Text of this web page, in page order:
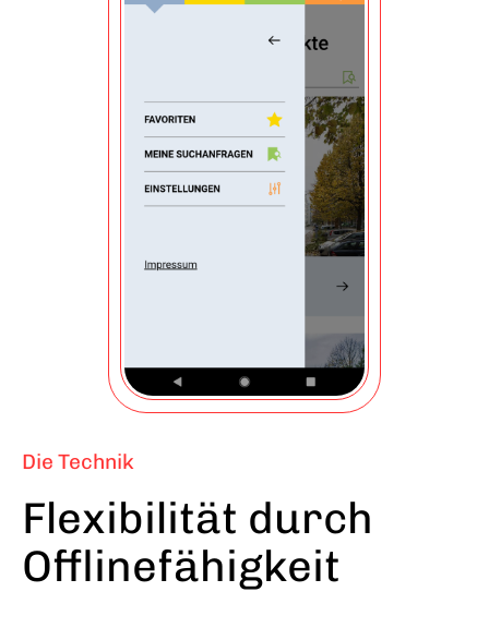
Die Technik
Flexibilität durch
Offlinefähigkeit